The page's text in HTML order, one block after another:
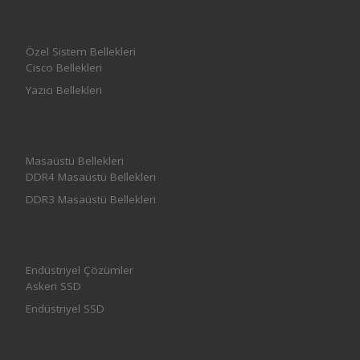
Özel Sistem Bellekleri
Cisco Bellekleri
Yazıcı Bellekleri
Masaüstü Bellekleri
DDR4 Masaüstü Bellekleri
DDR3 Masaüstü Bellekleri
Endüstriyel Çözümler
Askeri SSD
Endüstriyel SSD